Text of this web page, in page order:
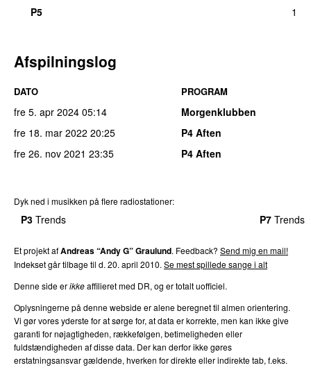
P5
1
Afspilningslog
DATO PROGRAM
fre 5. apr 2024 05:14
Morgenklubben
fre 18. mar 2022 20:25
P4 Aften
fre 26. nov 2021 23:35 P4 Aften
Dyk ned i musikken på flere radiostationer:
P3 Trends P7 Trends
Et projekt afAndreas “Andy G” Graulund. Feedback? Send mig en mail!
Indekset går tilbage til d. 20. april 2010. Se mest spillede sange i alt
Denne side erikkeaffilieret med DR, og er totalt uofficiel.
Oplysningerne på denne webside er alene beregnet til almen orientering.
Vi gør vores yderste for at sørge for, at data er korrekte, men kan ikke give
garanti for nøjagtigheden, rækkefølgen, betimeligheden eller
fuldstændigheden af disse data. Der kan derfor ikke gøres
erstatningsansvar gældende, hverken for direkte eller indirekte tab, f.eks.